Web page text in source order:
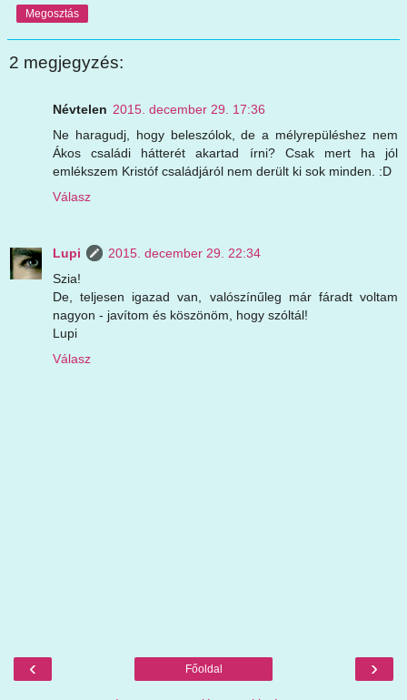
Megosztás
2 megjegyzés:
Névtelen 2015. december 29. 17:36
Ne haragudj, hogy beleszólok, de a mélyrepüléshez nem
Ákos családi hátterét akartad írni? Csak mert ha jól
emlékszem Kristóf családjáról nem derült ki sok minden. :D
Válasz
Lupi
2015. december 29. 22:34
Szia!
De, teljesen igazad van, valószínűleg már fáradt voltam
nagyon - javítom és köszönöm, hogy szóltál!
Lupi
Válasz
‹ ›
Főoldal